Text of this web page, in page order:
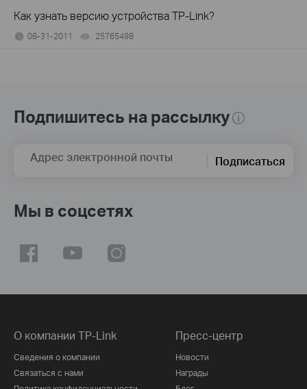
Как узнать версию устройства TP-Link?
08-31-2011 25765498
Подпишитесь на рассылку
Адрес электронной почты Подписаться
Мы в соцсетях
О компании TP-Link
Сведения о компании
Связаться с нами
Пресс-центр
Новости
Награды